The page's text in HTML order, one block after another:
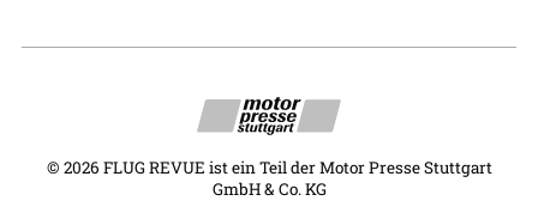
© 2026 FLUG REVUE ist ein Teil der Motor Presse Stuttgart
GmbH & Co. KG